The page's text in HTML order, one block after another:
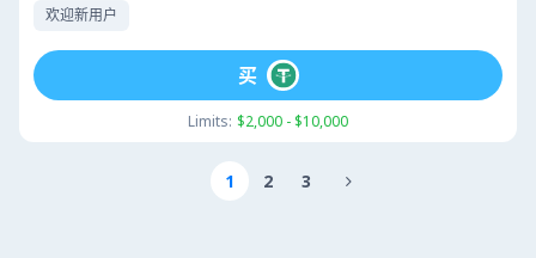
欢迎新用户
Limits: $2,000 - $10,000
买
1 2 3 